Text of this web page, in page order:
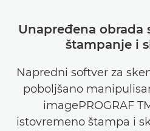
Unapređena obrada
štampanje i
Napredni softver za
poboljšano
imagePROGRAF
istovremeno štampa i